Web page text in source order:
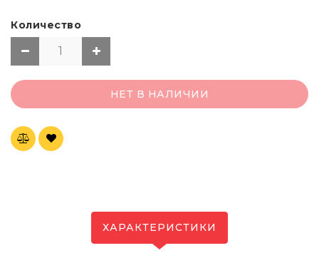
Количество
НЕТ В НАЛИЧИИ
ХАРАКТЕРИСТИКИ